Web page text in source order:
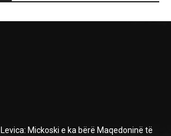
Levica: Mickoski e ka bërë Maqedoninë të